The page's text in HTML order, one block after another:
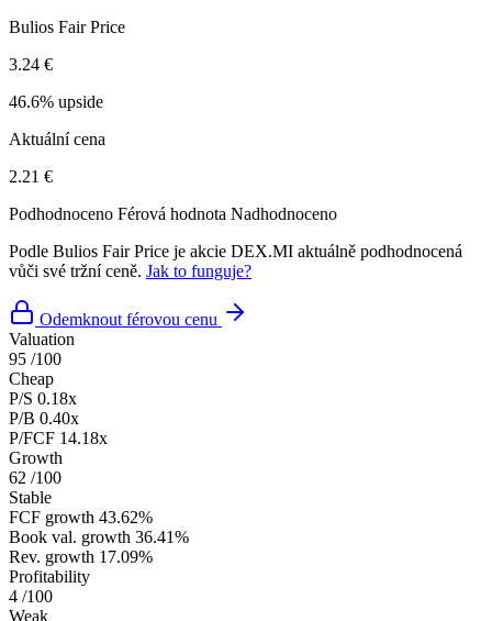
Bulios Fair Price
3.24 €
46.6% upside
Aktuální cena
2.21 €
Podhodnoceno Férová hodnota Nadhodnoceno
Podle Bulios Fair Price je akcie DEX.MI aktuálně podhodnocená
vůči své tržní ceně. Jak to funguje?
Odemknout férovou cenu
Valuation
95 /100
Cheap
P/S 0.18x
P/B 0.40x
P/FCF 14.18x
Growth
62 /100
Stable
FCF growth 43.62%
Book val. growth 36.41%
Rev. growth 17.09%
Profitability
4 /100
Weak